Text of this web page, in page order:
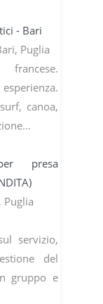
- Bari
Puglia
canoa,
presa
Puglia
servizio,
del
gruppo e